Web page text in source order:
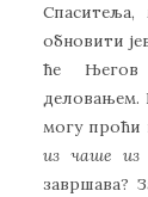
обновити
ће Његов
деловањем.
могу проћи
из чаше из
завршава?